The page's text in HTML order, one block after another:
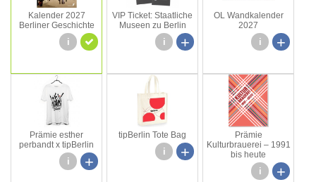
Kalender 2027
Berliner Geschichte
i
VIP Ticket: Staatliche
Museen zu Berlin
+
i
OL Wandkalender
2027
+
i
Prämie esther
perbandt x tipBerlin
+
i
tipBerlin Tote Bag
+
i
Prämie
Kulturbrauerei – 1991
bis heute
+
i